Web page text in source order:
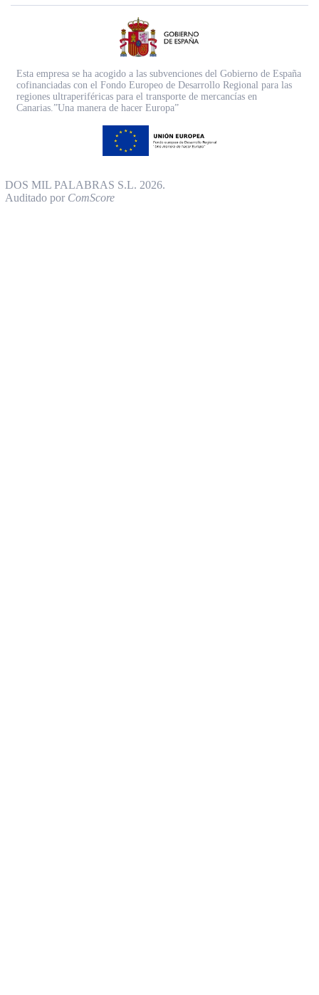
Esta empresa se ha acogido a las subvenciones del Gobierno de España
cofinanciadas con el Fondo Europeo de Desarrollo Regional para las
regiones ultraperiféricas para el transporte de mercancías en
Canarias.”Una manera de hacer Europa”
DOS MIL PALABRAS S.L. 2026.
Auditado por ComScore